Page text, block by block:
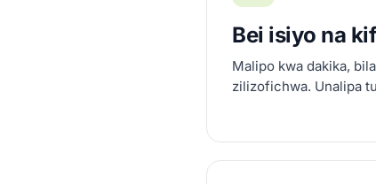
Bei isiyo na
Malipo kwa dakika,
zilizofichwa. Unalipa